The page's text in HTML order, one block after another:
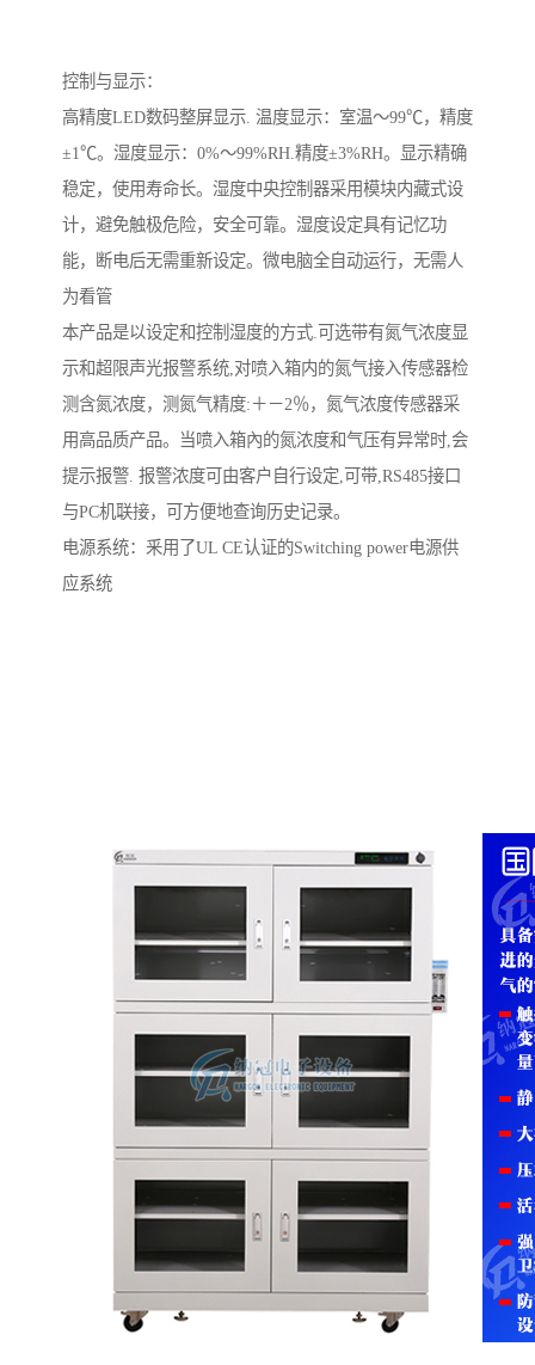
控制与显示：
高精度LED数码整屏显示. 温度显示：室温～99℃，精度
±1℃。湿度显示：0%～99%RH.精度±3%RH。显示精确
稳定，使用寿命长。湿度中央控制器采用模块内藏式设
计，避免触极危险，安全可靠。湿度设定具有记忆功
能，断电后无需重新设定。微电脑全自动运行，无需人
为看管
本产品是以设定和控制湿度的方式.可选带有氮气浓度显
示和超限声光报警系统,对喷入箱内的氮气接入传感器检
测含氮浓度，测氮气精度:＋－2％，氮气浓度传感器采
用高品质产品。当喷入箱內的氮浓度和气压有异常时,会
提示报警. 报警浓度可由客户自行设定,可带,RS485接口
与PC机联接，可方便地查询历史记录。
电源系统：釆用了UL CE认证的Switching power电源供
应系统